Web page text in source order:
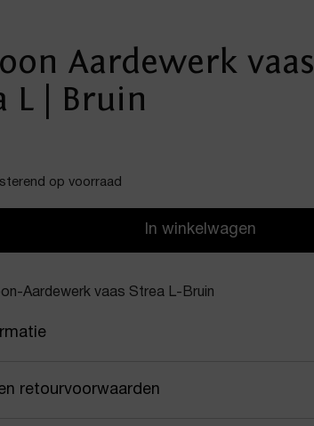
Aardewerk vaas
L | Bruin
op voorraad
In winkelwagen
Aardewerk vaas Strea L-Bruin
Bruin
retourvoorwaarden